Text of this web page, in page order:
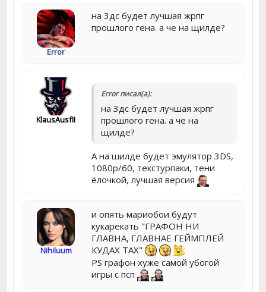
Error
на 3дс будет лучшая жрпг
прошлого гена. а че на щилде?
KlausAusfII
Error писал(а):
на 3дс будет лучшая жрпг
прошлого гена. а че на
щилде?
А на шилде будет эмулятор 3DS,
1080p/60, текстурпаки, тени
ёлочкой, лучшая версия
Nihiluum
и опять мариобои будут
кукарекать "ГРАФОН НИ
ГЛАВНА, ГЛАВНАЕ ГЕЙМПЛЕЙ
КУДАХ ТАХ"
PS графон хуже самой убогой
игры с псп